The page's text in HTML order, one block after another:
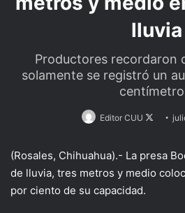
lluvia
Productores recordaron
solamente se registró un
Editor CUU
Follow
X
(Rosales, Chihuahua).- La presa
de lluvia, tres metros y medio
por ciento de su capacidad.